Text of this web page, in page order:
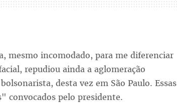
mesmo incomodado, para me diferenciar
repudiou ainda a aglomeração
desta vez em São Paulo. Essas
convocados pelo presidente.